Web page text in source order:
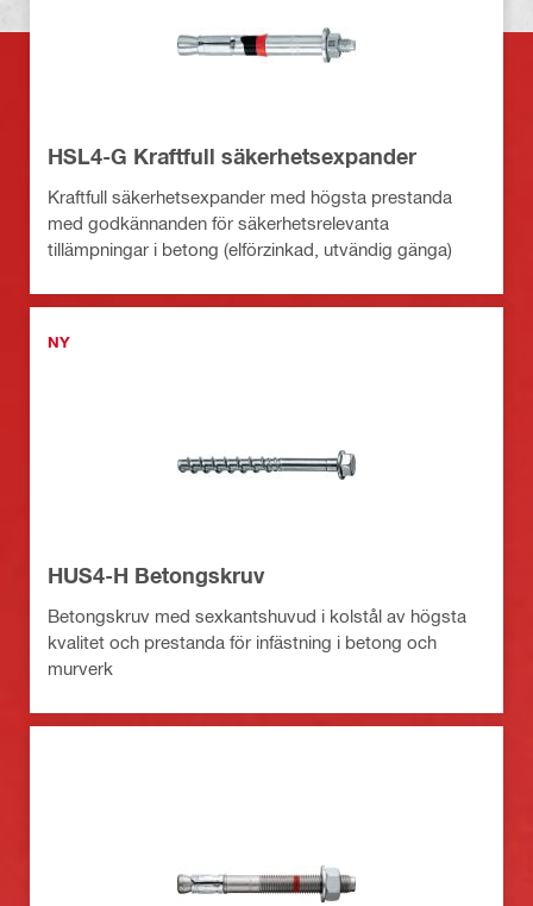
HSL4-G Kraftfull säkerhetsexpander
Kraftfull säkerhetsexpander med högsta prestanda
med godkännanden för säkerhetsrelevanta
tillämpningar i betong (elförzinkad, utvändig gänga)
NY
HUS4-H Betongskruv
Betongskruv med sexkantshuvud i kolstål av högsta
kvalitet och prestanda för infästning i betong och
murverk